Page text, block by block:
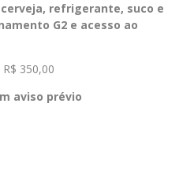
refrigerante, suco e
G2 e acesso ao
350,00
aviso prévio